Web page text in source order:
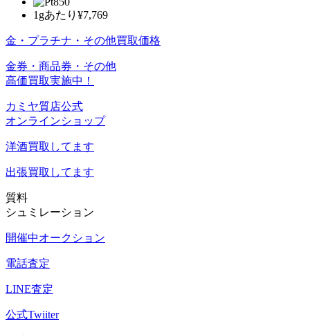
1gあたり ¥7,769
金・プラチナ・その他買取価格
金券・商品券・その他
高価買取実施中！
カミヤ質店公式
オンラインショップ
洋酒買取してます
出張買取 してます
質料
シュミレーション
開催中オークション
電話査定
LINE査定
公式Twiiter